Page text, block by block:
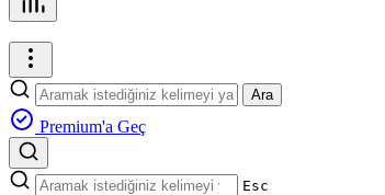
Ara
Premium'a Geç
Esc